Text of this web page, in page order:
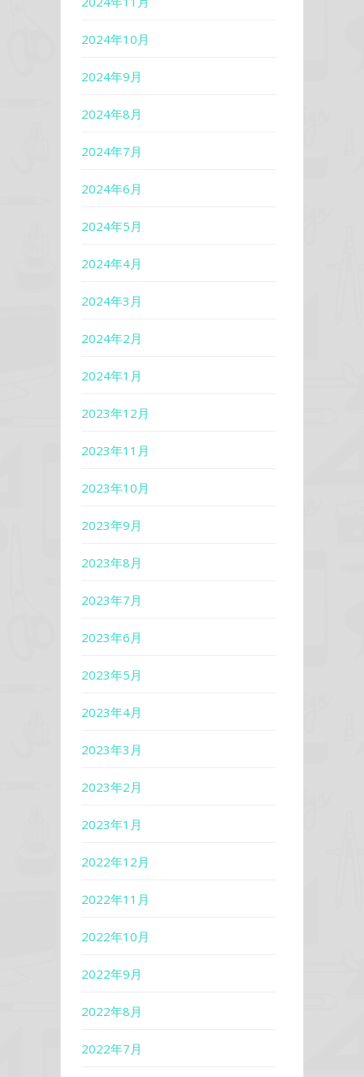
2024年10月
2024年9月
2024年8月
2024年7月
2024年6月
2024年5月
2024年4月
2024年3月
2024年2月
2024年1月
2023年12月
2023年11月
2023年10月
2023年9月
2023年8月
2023年7月
2023年6月
2023年5月
2023年4月
2023年3月
2023年2月
2023年1月
2022年12月
2022年11月
2022年10月
2022年9月
2022年8月
2022年7月